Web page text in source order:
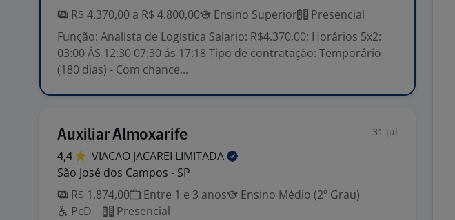
R$ 4.370,00 a R$ 4.800,00
Ensino Superior
Presencial
Função: Analista de Logística Salario: R$4.370,00; Horários 5x2:
03:00 ÁS 12:30 07:30 ás 17:18 Tipo de contratação: Temporário
(180 dias) - Com chance...
Auxiliar Almoxarife 31 jul
4,4 VIACAO JACAREI LIMITADA
São José dos Campos - SP
R$ 1.874,00
Entre 1 e 3 anos
Ensino Médio (2º Grau)
PcD
Presencial